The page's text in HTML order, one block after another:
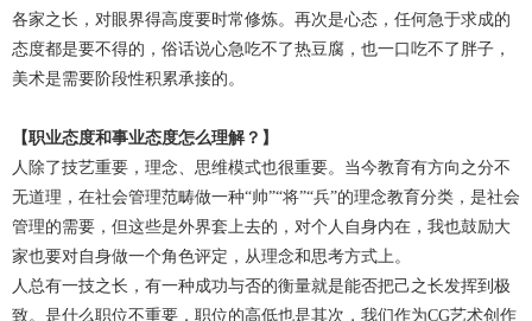
各家之长，对眼界得高度要时常修炼。再次是心态，任何急于求成的
态度都是要不得的，俗话说心急吃不了热豆腐，也一口吃不了胖子，
美术是需要阶段性积累承接的。
【职业态度和事业态度怎么理解？】
人除了技艺重要，理念、思维模式也很重要。当今教育有方向之分不
无道理，在社会管理范畴做一种“帅”“将”“兵”的理念教育分类，是社会
管理的需要，但这些是外界套上去的，对个人自身内在，我也鼓励大
家也要对自身做一个角色评定，从理念和思考方式上。
人总有一技之长，有一种成功与否的衡量就是能否把己之长发挥到极
致。是什么职位不重要，职位的高低也是其次，我们作为CG艺术创作